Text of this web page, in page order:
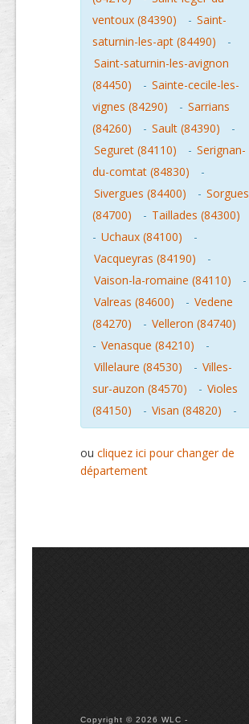
ventoux (84390)
- Saint-
saturnin-les-apt (84490)
-
Saint-saturnin-les-avignon
(84450)
- Sainte-cecile-les-
vignes (84290)
- Sarrians
(84260)
- Sault (84390)
-
Seguret (84110)
- Serignan-
du-comtat (84830)
-
Sivergues (84400)
- Sorgues
(84700)
- Taillades (84300)
- Uchaux (84100)
-
Vacqueyras (84190)
-
Vaison-la-romaine (84110)
-
Valreas (84600)
- Vedene
(84270)
- Velleron (84740)
- Venasque (84210)
-
Villelaure (84530)
- Villes-
sur-auzon (84570)
- Violes
(84150)
- Visan (84820) -
ou cliquez ici pour changer de
département
Copyright © 2026 WLC -